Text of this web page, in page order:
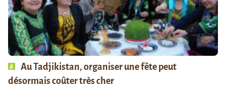
Au Tadjikistan, organiser une fête peut
désormais coûter très cher